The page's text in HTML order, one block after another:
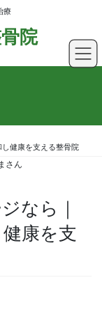
療
院
健康を支える整骨院
さん
なら｜
康を支